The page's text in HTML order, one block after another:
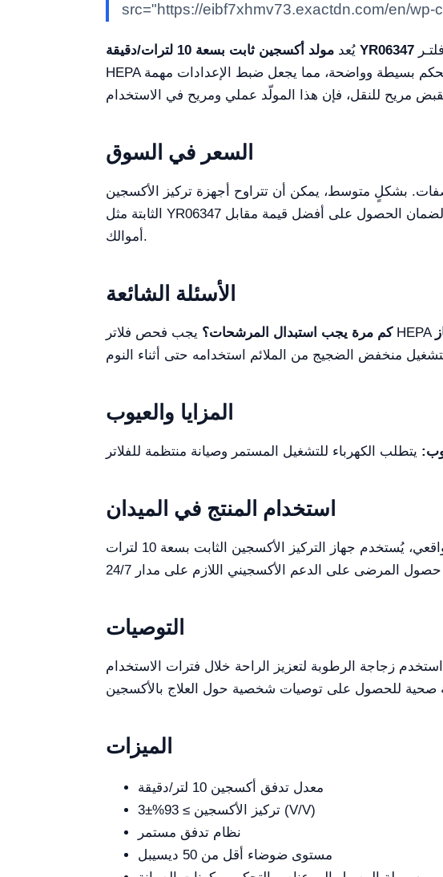
src="https://eibf7xhmv73.exactdn.com/en/wp-
يُعد مولد أكسجين ثابت بسعة 10 لترات/دقيقة YR06347
HEPA عالي الكفاءة المدمج هواءً نقيًا ومريحًا تتنفسه. صُمم مع مراعاة سهولة الاستخدام، لوحة التحكم بسيطة وواضحة، مما يجعل ضبط الإعدادات مهمة
السعر في السوق
بشكلٍ متوسط، يمكن أن تتراوح أجهزة تركيز الأكسجين
الثابتة مثل YR06347 من 1100 إلى 2000 دولار أمريكي. من الأفضل دائمًا مقارنة الميزات بالنسبة إلى التكلفة لضمان الحصول على أفضل قيمة مقابل
أموالك.
الأسئلة الشائعة
كم مرة يجب استبدال المرشحات؟
المزايا والعيوب
استخدام المنتج في الميدان
في سيناريوهات العالم الواقعي، يُستخدم جهاز التركيز الأكسجين الثابت بسعة 10 لترات YR06347 على نطاق واسع في إعدادات الرعاية المنزلية لتوفير تدفق
التوصيات
زجاجة الرطوبة لتعزيز الراحة خلال فترات الاستخدام
الميزات
معدل تدفق أكسجين 10 لتر/دقيقة
تركيز الأكسجين ≥ 93%±3 (V/V)
نظام تدفق مستمر
مستوى ضوضاء أقل من 50 ديسيبل